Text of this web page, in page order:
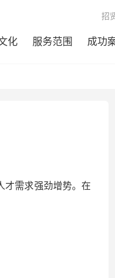
化 服务范围 成功
招
需求强劲增势。在